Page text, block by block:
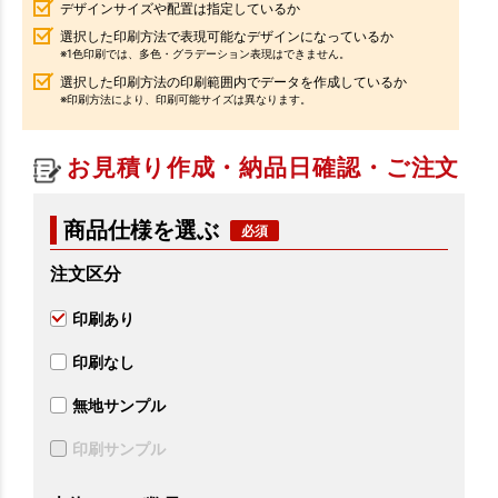
デザインサイズや配置は指定しているか
選択した印刷方法で表現可能なデザインになっているか
※1色印刷では、多色・グラデーション表現はできません。
選択した印刷方法の印刷範囲内でデータを作成しているか
※印刷方法により、印刷可能サイズは異なります。
お見積り作成・納品日確認・ご注文
商品仕様を選ぶ
注文区分
印刷あり
印刷なし
無地サンプル
印刷サンプル